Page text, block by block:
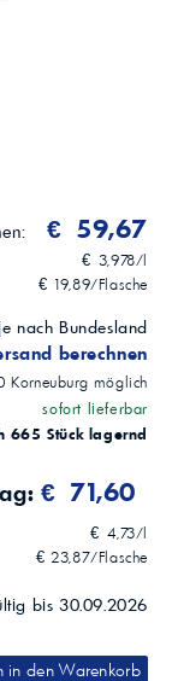
€ 59,67
€ 3,978/l
€ 19,89/Flasche
nach Bundesland
berechnen
Korneuburg möglich
sofort lieferbar
665 Stück lagernd
€ 71,60
€ 4,73/l
€ 23,87/Flasche
bis 30.09.2026
in den Warenkorb